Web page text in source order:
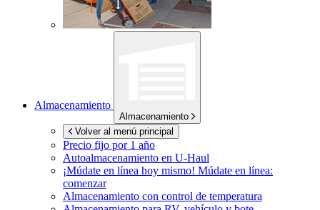
Almacenamiento
Almacenamiento
Volver al menú principal
Precio fijo por 1 año
Autoalmacenamiento en U-Haul
¡Múdate en línea hoy mismo! Múdate en línea:
comenzar
Almacenamiento con control de temperatura